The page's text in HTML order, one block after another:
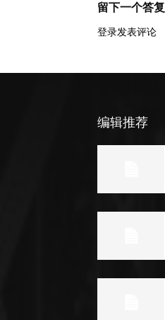
留下一个答复
登录发表评论
编辑推荐